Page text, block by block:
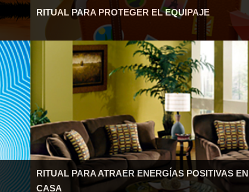
RITUAL PARA PROTEGER EL EQUIPAJE
RITUAL PARA ATRAER ENERGÍAS POSITIVAS
CASA